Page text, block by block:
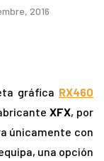
2016
gráfica RX460
XFX, por
únicamente con
una opción